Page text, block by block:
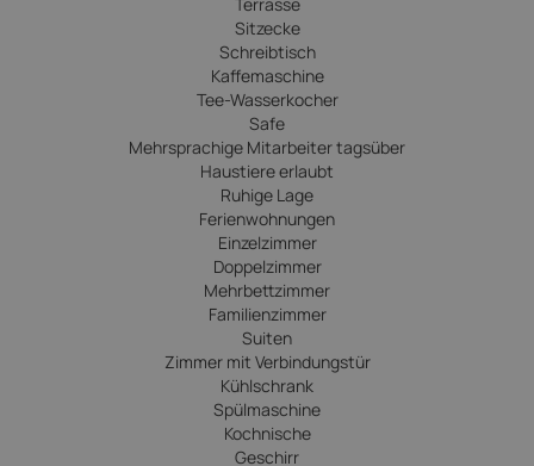
Sitzecke
Schreibtisch
Kaffemaschine
Tee-Wasserkocher
Safe
Mehrsprachige Mitarbeiter tagsüber
Haustiere erlaubt
Ruhige Lage
Ferienwohnungen
Einzelzimmer
Doppelzimmer
Mehrbettzimmer
Familienzimmer
Suiten
Zimmer mit Verbindungstür
Kühlschrank
Spülmaschine
Kochnische
Geschirr